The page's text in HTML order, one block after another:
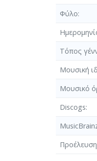
Φύλο
Τόπος
Μουσική
Μουσικό
Discogs